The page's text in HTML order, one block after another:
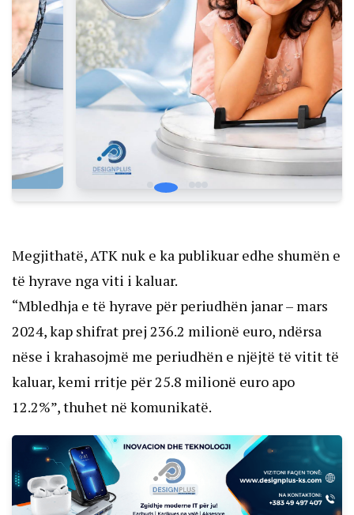
Megjithatë, ATK nuk e ka publikuar edhe shumën e
të hyrave nga viti i kaluar.
“Mbledhja e të hyrave për periudhën janar – mars
2024, kap shifrat prej 236.2 milionë euro, ndërsa
nëse i krahasojmë me periudhën e njëjtë të vitit të
kaluar, kemi rritje për 25.8 milionë euro apo
12.2%”, thuhet në komunikatë.